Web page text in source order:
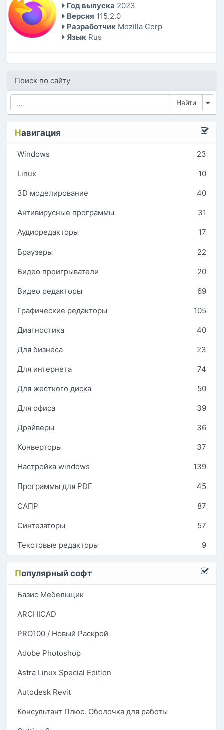
Год выпуска 2023
Версия 115.2.0
Разработчик Mozilla Corp
Язык Rus
Поиск по сайту
Навигация
Windows 23
Linux 10
3D моделирование 40
Антивирусные программы 31
Аудиоредакторы 17
Браузеры 22
Видео проигрыватели 20
Видео редакторы 69
Графические редакторы 105
Диагностика 40
Для бизнеса 23
Для интернета 74
Для жесткого диска 50
Для офиса 39
Драйверы 36
Конверторы 37
Настройка windows 139
Программы для PDF 45
САПР 87
Синтезаторы 57
Текстовые редакторы 9
Популярный софт
Базис Мебельщик
ARCHICAD
PRO100 / Новый Раскрой
Adobe Photoshop
Astra Linux Special Edition
Autodesk Revit
Консультант Плюс. Оболочка для работы